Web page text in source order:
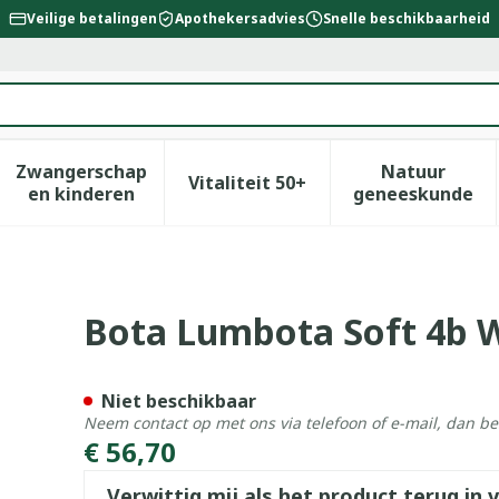
Veilige betalingen Apothekersadvies Snelle beschikbaarheid
verzorging en hygiëne categorie
voor Dieet, voeding en vitamines categorie
Zwangerschap
en kinderenToon submenu voor Zwangerschap en
Vitaliteit 50+Toon submenu voor
Natuur
geneeskunde
Toon
26cm S
Bota Lumbota Soft 4b
€ 56,70
Niet beschikbaar
Neem contact op met ons via telefoon of e-mail, dan